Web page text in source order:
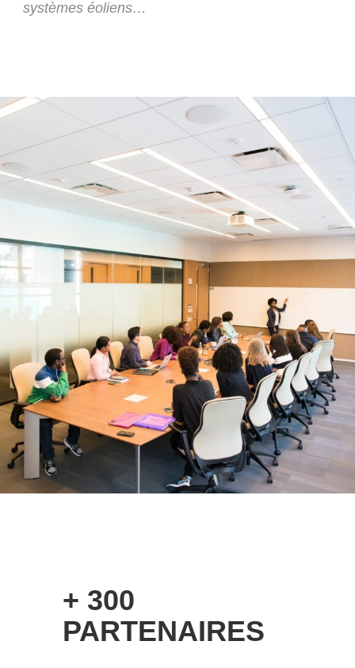
systèmes éoliens…
+ 300
PARTENAIRES